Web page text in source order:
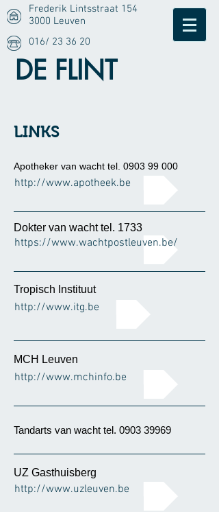
Frederik Lintsstraat 154
3000 Leuven
016/ 23 36 20
DE FLINT
LINKS
Apotheker van wacht tel. 0903 99 000
http://www.apotheek.be
Dokter van wacht tel. 1733
https://www.wachtpostleuven.be/
Tropisch Instituut
http://www.itg.be
MCH Leuven
http://www.mchinfo.be
Tandarts van wacht tel. 0903 39969
UZ Gasthuisberg
http://www.uzleuven.be